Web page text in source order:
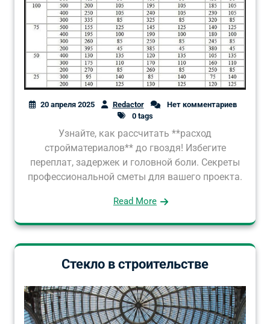
20 апреля 2025 Redactor
Нет комментариев
0 tags
Узнайте, как рассчитать **расход
стройматериалов** до гвоздя! Избегите
переплат, задержек и головной боли. Секреты
профессиональной сметы для вашего проекта.
Read More
Стекло в строительстве